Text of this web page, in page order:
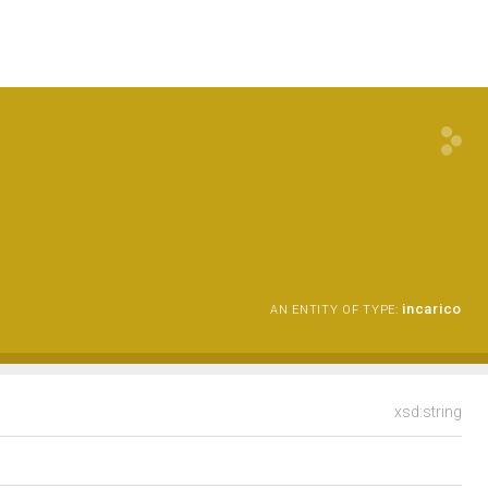
AN ENTITY OF TYPE: incarico
xsd:string